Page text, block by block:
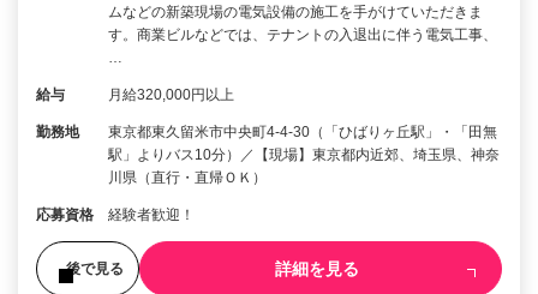
ムなどの新築現場の電気設備の施工を手がけていただきま
す。商業ビルなどでは、テナントの入退出に伴う電気工事、
給与 月給320,000円以上
勤務地
東京都東久留米市中央町4-4-30（「ひばりヶ丘駅」・「田無
駅」よりバス10分）／【現場】東京都内近郊、埼玉県、神奈
川県（直行・直帰ＯＫ）
応募資格 経験者歓迎！
後で見る 詳細を見る